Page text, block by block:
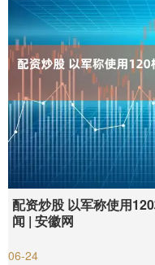
配资炒股 以军称使用
闻 | 安徽网
06-24